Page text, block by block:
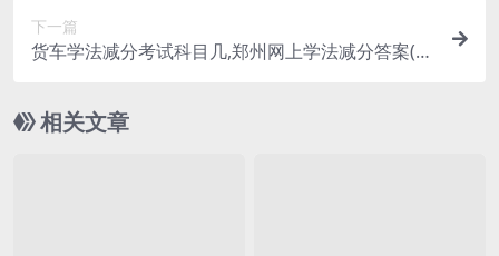
下一篇
货车学法减分考试科目几,郑州网上学法减分答案(学
相关文章